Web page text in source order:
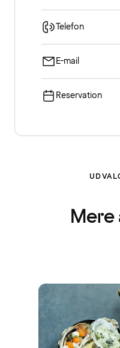
Telefon
E-mail
Reservation